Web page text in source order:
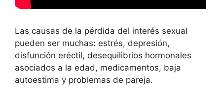
Las causas de la pérdida del interés sexual
pueden ser muchas: estrés, depresión,
disfunción eréctil, desequilibrios hormonales
asociados a la edad, medicamentos, baja
autoestima y problemas de pareja.